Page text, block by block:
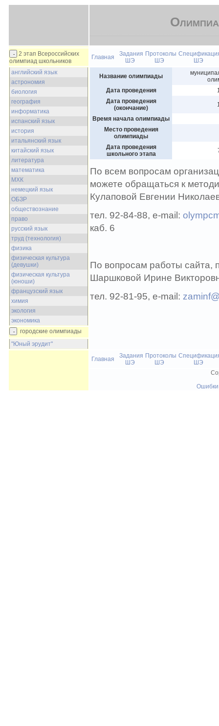
2 этап Всероссийских
олимпиад школьников
Главная
Задания
ШЭ
Протоколы
ШЭ
ШЭ
английский язык
астрономия
биология
география
информатика
испанский язык
история
итальянский язык
китайский язык
литература
математика
МХК
немецкий язык
ОБЗР
обществознание
право
русский язык
труд (технология)
физика
физическая культура
(девушки)
физическая культура
(юноши)
французский язык
химия
экология
экономика
Название олимпиады
Дата проведения
Дата проведения
(окончание)
Время начала олимпиады
Место проведения
олимпиады
Дата проведения
школьного этапа
По всем вопросам
можете обращаться к
Кулаповой Евгении
тел. 92-84-88, e-mail:
каб. 6
По вопросам работы сайта,
Шаршковой Ирине
тел. 92-81-95, e-mail:
городские олимпиады
"Юный эрудит"
Главная
Задания
ШЭ
Протоколы
ШЭ
ШЭ
Ошибки